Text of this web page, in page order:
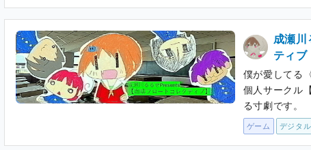
成瀬川
ティブ
僕が愛してる
個人サークル
る寸劇です。
ゲーム デジタ